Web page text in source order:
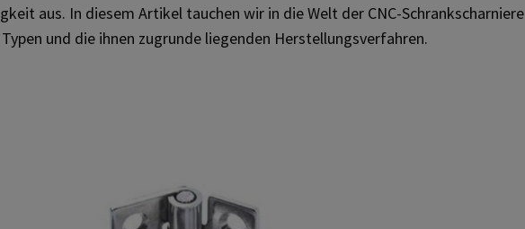
aus. In diesem Artikel tauchen wir in die Welt der CNC-Schrankscharniere
und die ihnen zugrunde liegenden Herstellungsverfahren.